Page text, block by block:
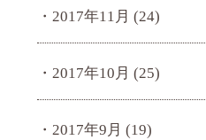
2017年11月 (24)
2017年10月 (25)
2017年9月 (19)